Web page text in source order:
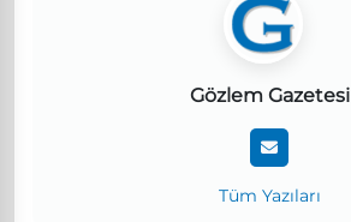
Gözlem Gazetesi
Tüm Yazıları